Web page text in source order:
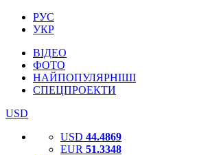
РУС
УКР
ВІДЕО
ФОТО
НАЙПОПУЛЯРНІШІ
СПЕЦПРОЕКТИ
USD
USD 44.4869
EUR 51.3348